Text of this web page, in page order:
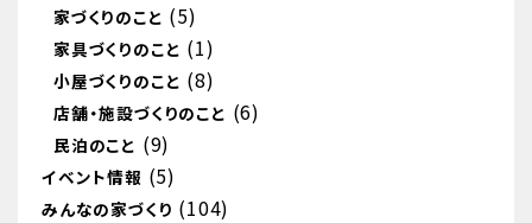
家づくりのこと (5)
家具づくりのこと (1)
小屋づくりのこと (8)
店舗・施設づくりのこと (6)
民泊のこと (9)
イベント情報 (5)
みんなの家づくり (104)